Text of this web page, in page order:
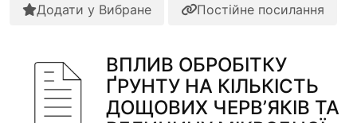
Додати у Вибране Постійне посилання
ВПЛИВ ОБРОБІТКУ
ҐРУНТУ НА КІЛЬКІСТЬ
ДОЩОВИХ ЧЕРВ’ЯКІВ ТА